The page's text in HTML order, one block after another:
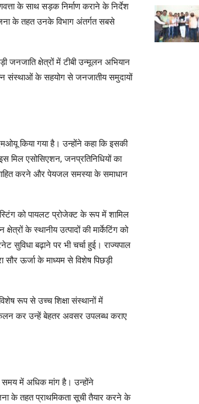
के साथ सड़क निर्माण कराने के निर्देश
के तहत उनके विभाग अंतर्गत सबसे
जनजाति क्षेत्रों में टीबी उन्मूलन अभियान
संस्थाओं के सहयोग से जनजातीय समुदायों
किया गया है। उन्होंने कहा कि इसकी
मिल एसोसिएशन, जनप्रतिनिधियों का
करने और पेयजल समस्या के समाधान
को पायलट प्रोजेक्ट के रूप में शामिल
के स्थानीय उत्पादों की मार्केटिंग को
सुविधा बढ़ाने पर भी चर्चा हुई। राज्यपाल
सौर ऊर्जा के माध्यम से विशेष पिछड़ी
रूप से उच्च शिक्षा संस्थानों में
कर उन्हें बेहतर अवसर उपलब्ध कराए
समय में अधिक मांग है। उन्होंने
के तहत प्राथमिकता सूची तैयार करने के